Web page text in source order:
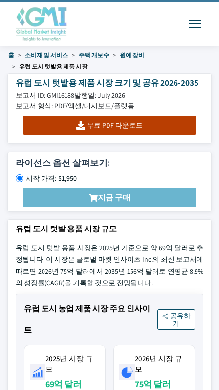
홈 소비재 및 서비스 주택 개보수
원예 장비
유럽 도시 텃밭용 제품 시장
유럽 도시 텃밭용 제품 시장 크기 및 공유 2026-2035
보고서 ID: GMI16188발행일: July 2026
보고서 형식: PDF/엑셀/대시보드/플랫폼
무료 PDF 다운로드
라이선스 옵션 살펴보기:
시작 가격: $1,950
지금 구매
유럽 도시 텃밭 용품 시장 규모
유럽 도시 텃밭 용품 시장은 2025년 기준으로 약 69억 달러로 추
정됩니다. 이 시장은 글로벌 마켓 인사이츠 Inc.의 최신 보고서에
따르면 2026년 75억 달러에서 2035년 156억 달러로 연평균 8.9%
의 성장률(CAGR)을 기록할 것으로 전망됩니다.
유럽 도시 농업 제품 시장 주요 인사이
트
공유하
기
2025년 시장 규
모
69억 달러
2026년 시장 규
모
75억 달러